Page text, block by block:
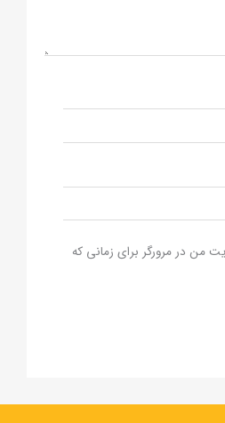
من در مرورگر برای زمانی که